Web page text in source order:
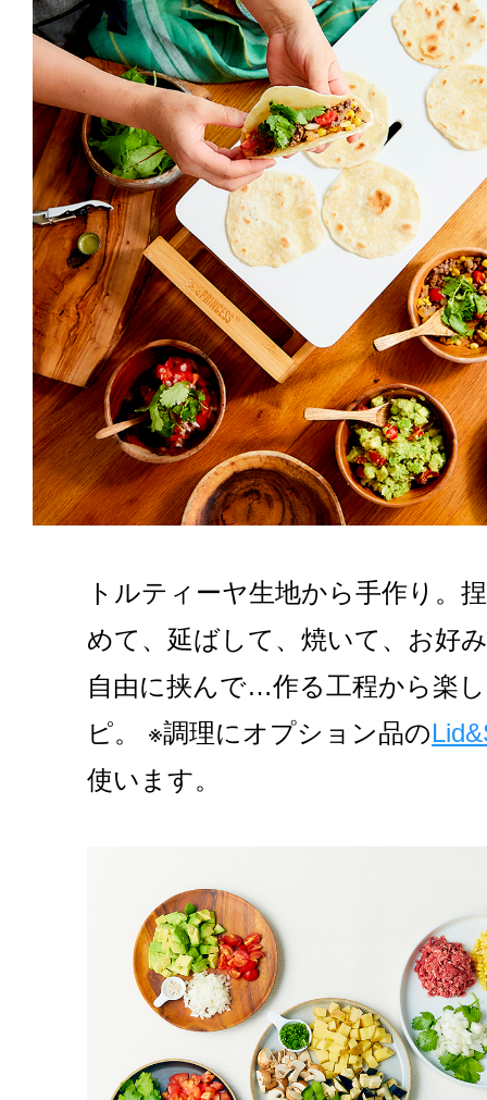
トルティーヤ生地から手作り。
めて、延ばして、焼いて、お好
自由に挟んで…作る工程から楽
ピ。 ※調理にオプション品の
使います。